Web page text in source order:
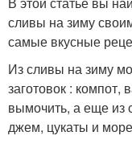
сливы на зиму
самые вкусные
Из сливы на зиму
заготовок : компот,
вымочить, а еще из
джем, цукаты и